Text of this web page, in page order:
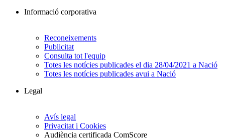
Informació corporativa
Reconeixements
Publicitat
Consulta tot l'equip
Totes les notícies publicades el dia 28/04/2021 a Nació
Totes les notícies publicades avui a Nació
Legal
Avís legal
Privacitat i Cookies
Audiència certificada ComScore